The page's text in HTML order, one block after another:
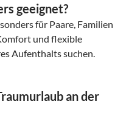
geeignet?
für Paare, Familien
und flexible
Aufenthalts suchen.
an der